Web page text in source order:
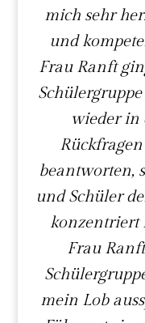
mich sehr
und
Frau Ranft
wieder in
beantworten,
und Schüler
konzentriert
Frau
mein Lob